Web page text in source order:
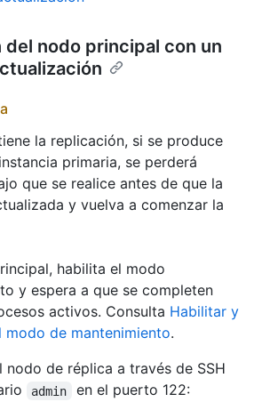
nodo principal con un
la replicación, si se produce
primaria, se perderá
que se realice antes de que la
y vuelva a comenzar la
habilita el modo
y espera a que se completen
activos. Consulta Habilitar y
modo de mantenimiento.
nodo de réplica a través de SSH
admin en el puerto 122: